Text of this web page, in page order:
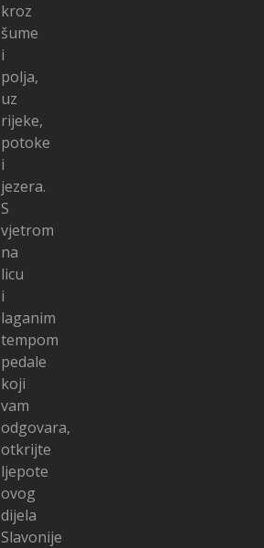
kroz
šume
i
polja,
uz
rijeke,
potoke
i
jezera.
S
vjetrom
na
licu
i
laganim
tempom
pedale
koji
vam
odgovara,
otkrijte
ljepote
ovog
dijela
Slavonije